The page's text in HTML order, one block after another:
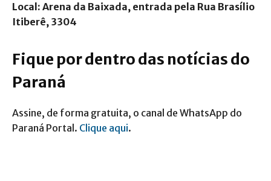
Local: Arena da Baixada, entrada pela Rua Brasílio
Itiberê, 3304
Fique por dentro das notícias do
Paraná
Assine, de forma gratuita, o canal de WhatsApp do
Paraná Portal. Clique aqui.